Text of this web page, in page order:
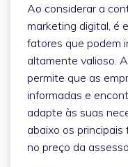
Ao considerar a
marketing digital, é
fatores que podem
altamente valioso.
permite que as
informadas e
adapte às suas
abaixo os
no preço da